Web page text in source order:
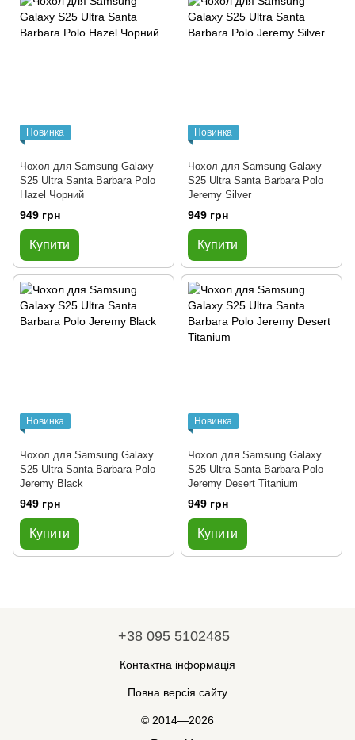
Новинка
Чохол для Samsung Galaxy
S25 Ultra Santa Barbara Polo
Hazel Чорний
949 грн
Купити
Новинка
Чохол для Samsung Galaxy
S25 Ultra Santa Barbara Polo
Jeremy Silver
949 грн
Купити
Новинка
Чохол для Samsung Galaxy
S25 Ultra Santa Barbara Polo
Jeremy Black
949 грн
Купити
Новинка
Чохол для Samsung Galaxy
S25 Ultra Santa Barbara Polo
Jeremy Desert Titanium
949 грн
Купити
+38 095 5102485
Контактна інформація
Повна версія сайту
© 2014—2026